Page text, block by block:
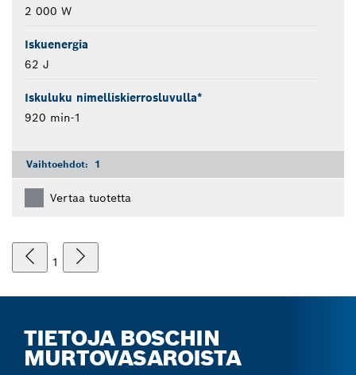
2 000 W
Iskuenergia
62 J
Iskuluku nimelliskierrosluvulla*
920 min-1
Vaihtoehdot: 1
Vertaa tuotetta
1
TIETOJA BOSCHIN
MURTOVASAROISTA